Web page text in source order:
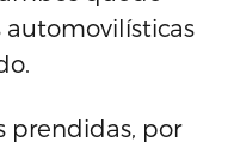
automovilísticas
prendidas, por